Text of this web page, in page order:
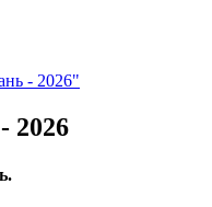
- 2026"
2026